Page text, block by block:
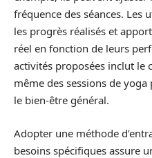
fréquence des séances. Les
les progrès réalisés et
réel en fonction de leurs
activités proposées inclut le
même des sessions de
le bien-être général.
Adopter une méthode
besoins spécifiques assure